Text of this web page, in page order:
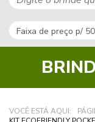
VOCÊ ESTÁ AQUI: